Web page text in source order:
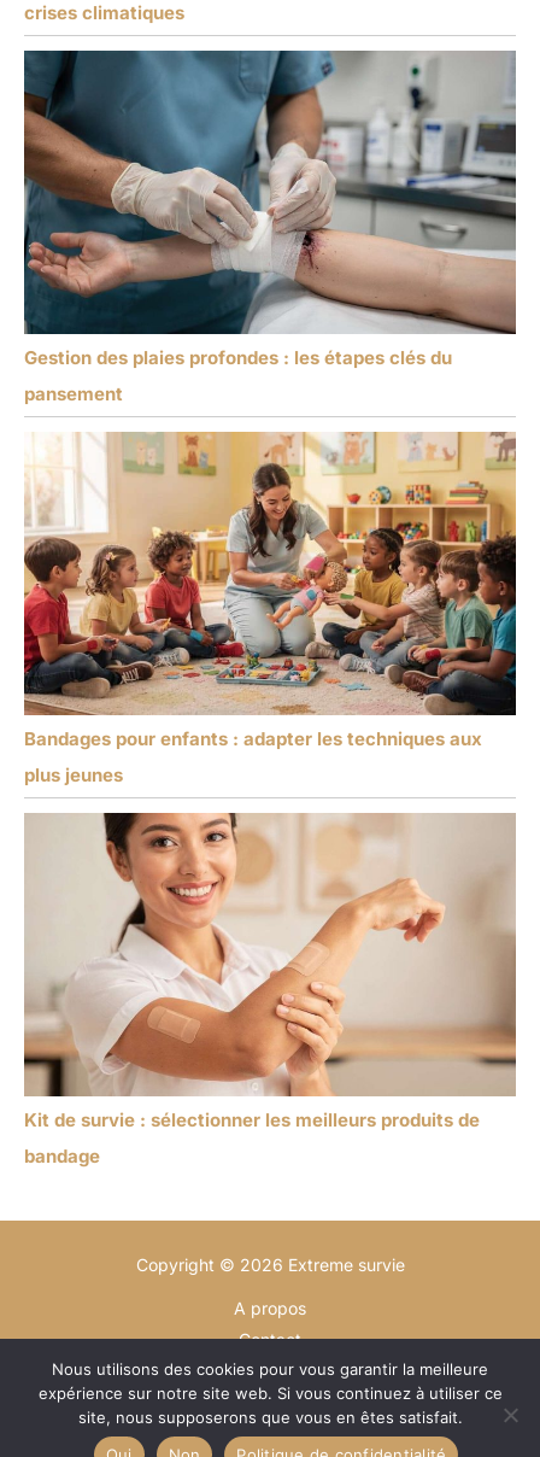
crises climatiques
Gestion des plaies profondes : les étapes clés du
pansement
Bandages pour enfants : adapter les techniques aux
plus jeunes
Kit de survie : sélectionner les meilleurs produits de
bandage
Copyright © 2026 Extreme survie
A propos
Contact
Plan du site
Mentions légales
Politique de confidentialité
Nous utilisons des cookies pour vous garantir la meilleure
expérience sur notre site web. Si vous continuez à utiliser ce
site, nous supposerons que vous en êtes satisfait.